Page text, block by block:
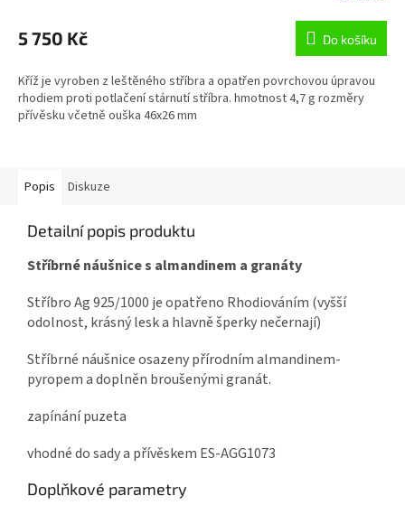
M
A
5 750 Kč Do košíku
Kříž je vyroben z leštěného stříbra a opatřen povrchovou úpravou
rhodiem proti potlačení stárnutí stříbra. hmotnost 4,7 g rozměry
přívěsku včetně ouška 46x26 mm
Popis Diskuze
Detailní popis produktu
Stříbrné náušnice s almandinem a granáty
Stříbro Ag 925/1000 je opatřeno Rhodiováním (vyšší
odolnost, krásný lesk a hlavně šperky nečernají)
Stříbrné náušnice osazeny přírodním almandinem-
pyropem a doplněn broušenými granát.
zapínání puzeta
vhodné do sady a přívěskem ES-AGG1073
Doplňkové parametry